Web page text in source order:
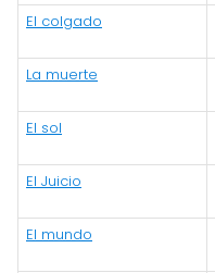
El colgado
La muerte
El sol
El Juicio
El mundo